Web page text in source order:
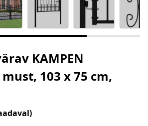
KAMPEN
103 x 75 cm,